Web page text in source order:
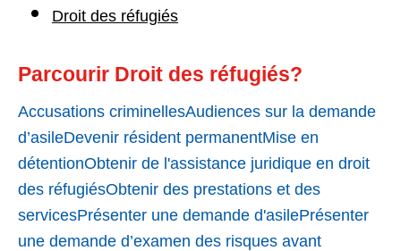
Droit des réfugiés
Parcourir Droit des réfugiés?
Accusations criminellesAudiences sur la demande
d’asileDevenir résident permanentMise en
détentionObtenir de l'assistance juridique en droit
des réfugiésObtenir des prestations et des
servicesPrésenter une demande d'asilePrésenter
une demande d’examen des risques avant